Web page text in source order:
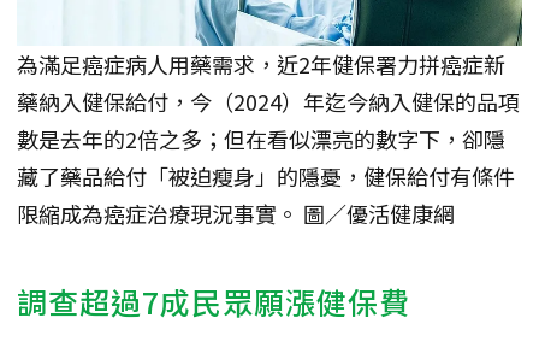
為滿足癌症病人用藥需求，近2年健保署力拼癌症新
藥納入健保給付，今（2024）年迄今納入健保的品項
數是去年的2倍之多；但在看似漂亮的數字下，卻隱
藏了藥品給付「被迫瘦身」的隱憂，健保給付有條件
限縮成為癌症治療現況事實。 圖／優活健康網
調查超過7成民眾願漲健保費